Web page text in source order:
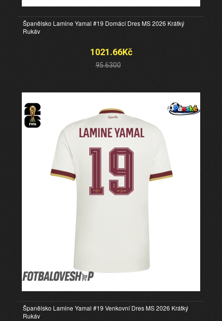
Španělsko Lamine Yamal #19 Domácí Dres MS 2026 Krátký
Rukáv
1021.66Kč
95.6300
Španělsko Lamine Yamal #19 Venkovní Dres MS 2026 Krátký
Rukáv